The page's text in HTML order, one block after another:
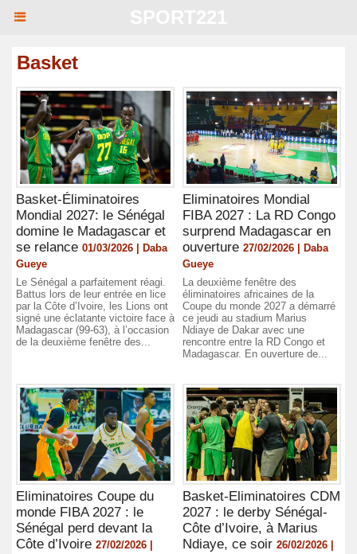
Basket
Basket-Éliminatoires
Mondial 2027: le Sénégal
domine le Madagascar et
se relance 01/03/2026 | Daba
Gueye
Le Sénégal a parfaitement réagi.
Battus lors de leur entrée en lice
par la Côte d’Ivoire, les Lions ont
signé une éclatante victoire face à
Madagascar (99-63), à l’occasion
de la deuxième fenêtre des...
Eliminatoires Mondial
FIBA 2027 : La RD Congo
surprend Madagascar en
ouverture 27/02/2026 | Daba
Gueye
La deuxième fenêtre des
éliminatoires africaines de la
Coupe du monde 2027 a démarré
ce jeudi au stadium Marius
Ndiaye de Dakar avec une
rencontre entre la RD Congo et
Madagascar. En ouverture de...
Eliminatoires Coupe du
monde FIBA 2027 : le
Sénégal perd devant la
Côte d’Ivoire 27/02/2026 |
Basket-Eliminatoires CDM
2027 : le derby Sénégal-
Côte d’Ivoire, à Marius
Ndiaye, ce soir 26/02/2026 |